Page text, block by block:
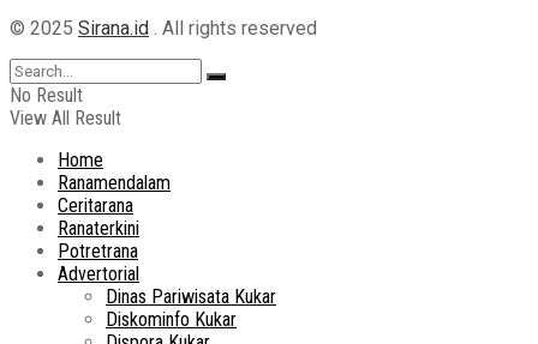
© 2025 Sirana.id . All rights reserved
No Result
View All Result
Home
Ranamendalam
Ceritarana
Ranaterkini
Potretrana
Advertorial
Dinas Pariwisata Kukar
Diskominfo Kukar